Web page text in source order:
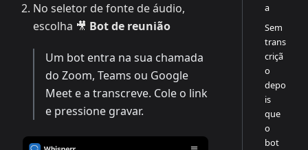
No seletor de fonte de áudio,
escolha 🎥 Bot de reunião
Um bot entra na sua chamada
do Zoom, Teams ou Google
Meet e a transcreve. Cole o link
e pressione gravar.
a
Sem
trans
criçã
o
depo
is
que
o
bot